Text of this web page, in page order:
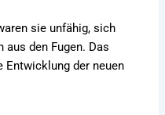
sie unfähig, sich
aus den Fugen. Das
der neuen